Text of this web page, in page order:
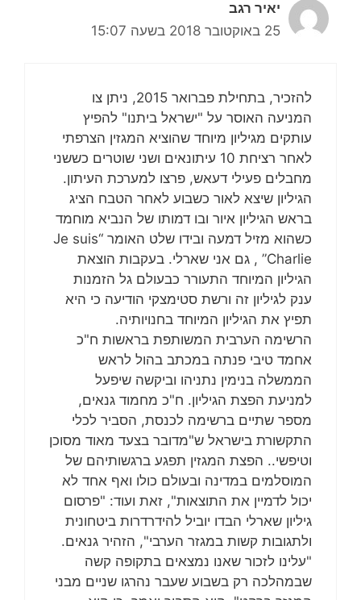
יאיר רגב
25 באוקטובר 2018 בשעה 15:07
להזכיר, בתחילת פברואר 2015, ניתן צו
המניעה האוסר על "ישראל ביתנו" להפיץ
עותקים מגיליון מיוחד שהוציא המגזין הצרפתי
לאחר רציחת 10 עיתונאים ושני שוטרים כששני
מחבלים פעילי דעאש, פרצו למערכת העיתון.
הגיליון שיצא לאור כשבוע לאחר הטבח הציג
בראש הגיליון איור ובו דמותו של הנביא מוחמד
כשהוא מזיל דמעה ובידו שלט האומר “Je suis
Charlie” , גם אני שארלי. בעקבות הוצאת
הגיליון המיוחד התעורר כבעולם גל הזמנות
ענק לגיליון זה ורשת סטימצקי הודיעה כי היא
תפיץ את הגיליון המיוחד בחנויותיה.
הרשימה הערבית המשותפת בראשות ח"כ
אחמד טיבי פנתה במכתב בהול לראש
הממשלה בנימין נתניהו וביקשה שיפעל
למניעת הפצת הגיליון. ח"כ מחמוד גנאים,
מספר שתיים ברשימה לכנסת, הסביר לכלי
התקשורת בישראל ש"מדובר בצעד מאוד מסוכן
וטיפשי.. הפצת המגזין תפגע ברגשותיהם של
המוסלמים במדינה ובעולם כולו ואף אחד לא
יכול לדמיין את התוצאות", זאת ועוד: "פרסום
גיליון שארלי הבדו יוביל להידרדרות ביטחונית
ולתגובות קשות במגזר הערבי", הזהיר גנאים.
"עלינו לזכור שאנו נמצאים בתקופה קשה
שבמהלכה רק בשבוע שעבר נהרגו שניים מבני